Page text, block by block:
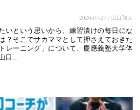
2026-07-27 / 山口翔大
いという思いから、練習漬けの毎日にな
？そこでサカママとして押さえておきた
レーニング」について、慶應義塾大学体
口…